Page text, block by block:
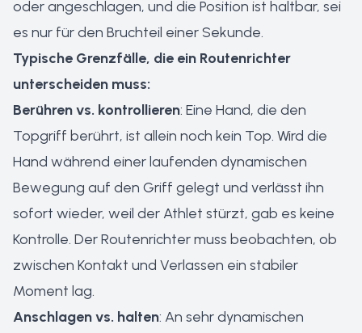
oder angeschlagen, und die Position ist haltbar, sei
es nur für den Bruchteil einer Sekunde.
Typische Grenzfälle, die ein Routenrichter
unterscheiden muss:
Berühren vs. kontrollieren: Eine Hand, die den
Topgriff berührt, ist allein noch kein Top. Wird die
Hand während einer laufenden dynamischen
Bewegung auf den Griff gelegt und verlässt ihn
sofort wieder, weil der Athlet stürzt, gab es keine
Kontrolle. Der Routenrichter muss beobachten, ob
zwischen Kontakt und Verlassen ein stabiler
Moment lag.
Anschlagen vs. halten: An sehr dynamischen